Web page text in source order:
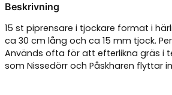
Beskrivning
15 st piprensare i tjockare format i
ca 30 cm lång och ca 15 mm tjock.
Används ofta för att efterlikna gräs i
som Nissedörr och Påskharen flyttar